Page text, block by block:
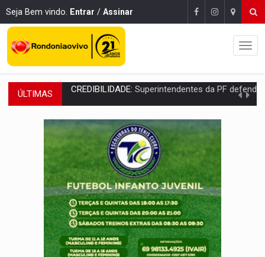
Seja Bem vindo. Entrar / Assinar
ÚLTIMAS ALIANÇA PODEROSA:Chapa vitaminada pode alcançar larga e boa
SÃO PAULO:PM abre concurso público com 2.000 vagas para
CINEAMAZÔNIA:Filmes rondonienses provocam debate sobre temas urgentes
Publicação Legal:AVISO DE LICITAÇÃO: PREGÃO ELETRÔNICO Nº
RUA DAS PENHAS:MPRO promove intervenção artística pelos
PEDIDO DE PROVIDÊNCIA:Erosão ameaça acesso a bairros às margens do
ELEIÇÕES 2026:Policial candidato a deputado federal do PL declara